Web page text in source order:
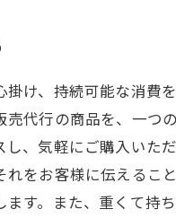
け、持続可能な消費を
代行の商品を、一つ
、気軽にご購入いただ
をお客様に伝えるこ
す。また、重くて持ち